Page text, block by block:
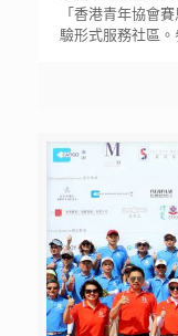
「香港青年協會
驗形式服務社區。